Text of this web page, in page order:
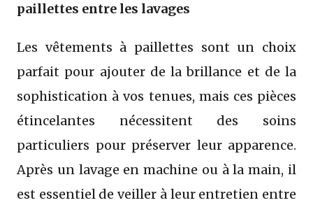
paillettes entre les lavages
Les vêtements à paillettes sont un choix
parfait pour ajouter de la brillance et de la
sophistication à vos tenues, mais ces pièces
étincelantes nécessitent des soins
particuliers pour préserver leur apparence.
Après un lavage en machine ou à la main, il
est essentiel de veiller à leur entretien entre